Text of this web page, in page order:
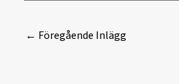
← Föregående Inlägg